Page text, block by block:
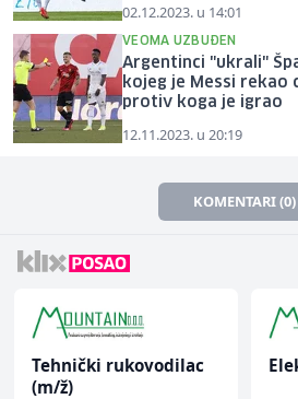
02.12.2023. u 14:01
VEOMA UZBUĐEN
Argentinci "ukrali"
kojeg je Messi rekao
protiv koga je igrao
12.11.2023. u 20:19
KOMENTARI (0)
Tehnički rukovodilac
(m/ž)